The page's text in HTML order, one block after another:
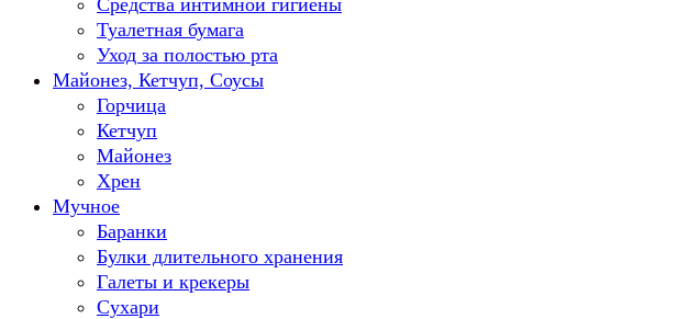
Средства интимной гигиены
Туалетная бумага
Уход за полостью рта
Майонез, Кетчуп, Соусы
Горчица
Кетчуп
Майонез
Хрен
Мучное
Баранки
Булки длительного хранения
Галеты и крекеры
Сухари